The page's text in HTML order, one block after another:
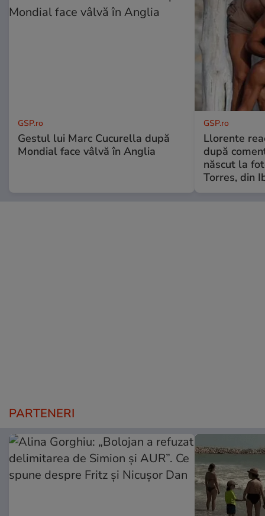
GSP.ro
Gestul lui Marc Cucurella după
Mondial face vâlvă în Anglia
GSP.ro
Llorente
după
născut la
Torres, din
PARTENERI